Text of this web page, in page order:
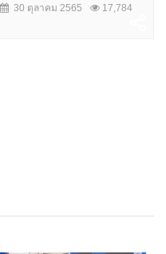
30 ตุลาคม 2565 17,784